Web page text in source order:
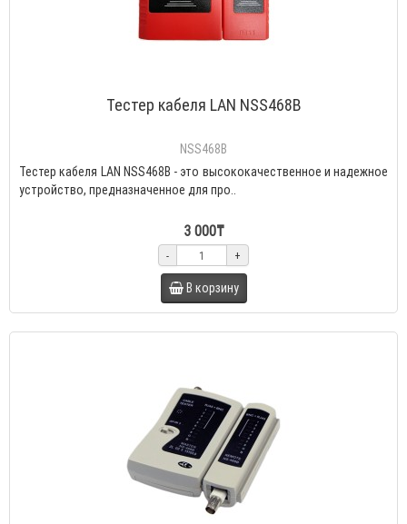
Тестер кабеля LAN NSS468B
NSS468B
Тестер кабеля LAN NSS468B - это высококачественное и надежное
устройство, предназначенное для про..
3 000₸
- +
В корзину